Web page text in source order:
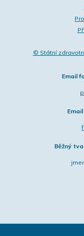
© Státní zdravotní
Email
Běžný